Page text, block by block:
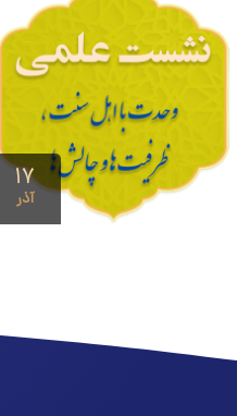
۱۷
آذر